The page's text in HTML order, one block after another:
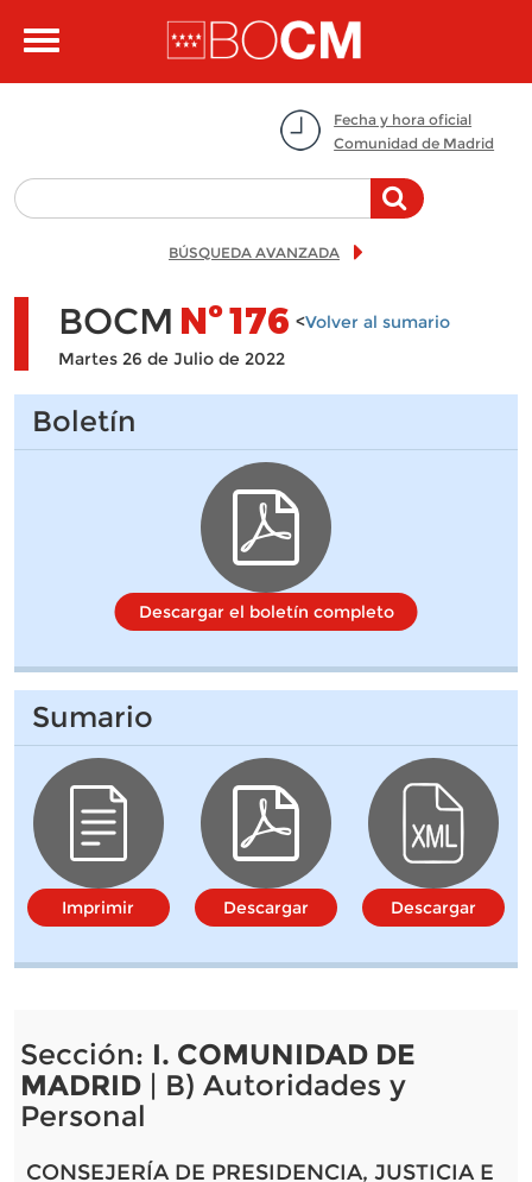
Toggle
Fecha y hora oficial
Comunidad de Madrid
BÚSQUEDA AVANZADA
BOCM Nº176 <Volver al sumario
Martes 26 de Julio de 2022
Boletín
Descargar el boletín completo
Sumario
Imprimir Descargar Descargar
Sección: I. COMUNIDAD DE
MADRID| B) Autoridades y
Personal
CONSEJERÍA DE PRESIDENCIA, JUSTICIA E